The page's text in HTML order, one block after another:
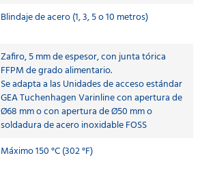
Blindaje de acero (1, 3, 5 o 10 metros)
Zafiro, 5 mm de espesor, con junta tórica
FFPM de grado alimentario.
Se adapta a las Unidades de acceso estándar
GEA Tuchenhagen Varinline con apertura de
Ø68 mm o con apertura de Ø50 mm o
soldadura de acero inoxidable FOSS
Máximo 150 °C (302 °F)